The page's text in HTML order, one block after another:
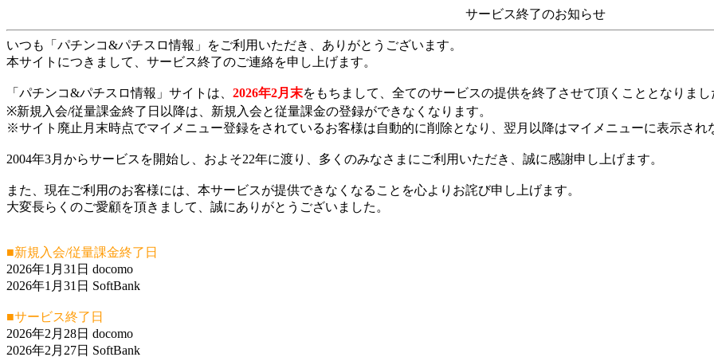
サービス終了のお知らせ
いつも「パチンコ&パチスロ情報」をご利用いただき、ありがとうございます。
本サイトにつきまして、サービス終了のご連絡を申し上げます。
「パチンコ&パチスロ情報」サイトは、 2026年2月末をもちまして、全てのサービスの提供を終了させて頂くこととなりまし
※新規入会/従量課金終了日以降は、新規入会と従量課金の登録ができなくなります。
※サイト廃止月末時点でマイメニュー登録をされているお客様は自動的に削除となり、翌月以降はマイメニューに表示され
2004年3月からサービスを開始し、およそ22年に渡り、多くのみなさまにご利用いただき、誠に感謝申し上げます。
また、現在ご利用のお客様には、本サービスが提供できなくなることを心よりお詫び申し上げます。
大変長らくのご愛顧を頂きまして、誠にありがとうございました。
■新規入会/従量課金終了日
2026年1月31日 docomo
2026年1月31日 SoftBank
■サービス終了日
2026年2月28日 docomo
2026年2月27日 SoftBank